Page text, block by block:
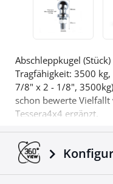
Abschleppkugel
Tragfähigkeit: 3500
7/8" x 2 - 1/8",
schon bewerte Vielfallt
Tessera4x4 ergänzt.